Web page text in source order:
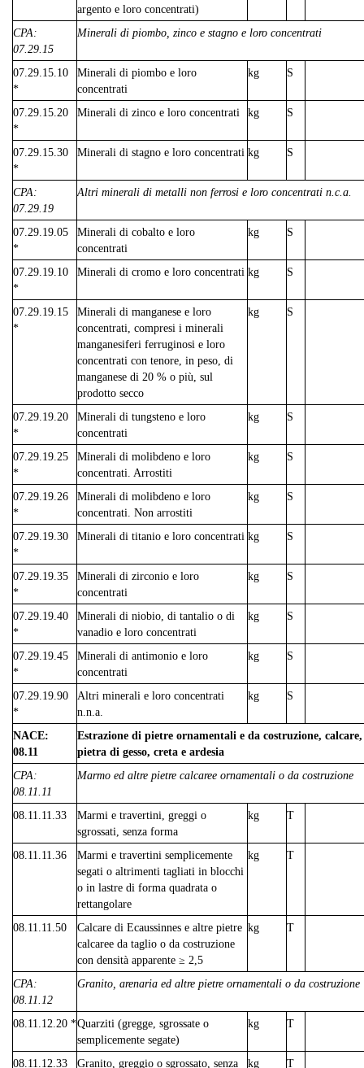
argento e loro concentrati)
CPA:
07.29.15
Minerali di piombo, zinco e stagno e loro concentrati
07.29.15.10
*
Minerali di piombo e loro
concentrati
kg S
07.29.15.20
*
Minerali di zinco e loro concentrati kg S
07.29.15.30
*
Minerali di stagno e loro concentrati kg S
CPA:
07.29.19
Altri minerali di metalli non ferrosi e loro concentrati n.c.a.
07.29.19.05
*
Minerali di cobalto e loro
concentrati
kg S
07.29.19.10
*
Minerali di cromo e loro concentrati kg S
07.29.19.15
*
Minerali di manganese e loro
concentrati, compresi i minerali
manganesiferi ferruginosi e loro
concentrati con tenore, in peso, di
manganese di 20 % o più, sul
prodotto secco
kg S
07.29.19.20
*
Minerali di tungsteno e loro
concentrati
kg S
07.29.19.25
*
Minerali di molibdeno e loro
concentrati. Arrostiti
kg S
07.29.19.26
*
Minerali di molibdeno e loro
concentrati. Non arrostiti
kg S
07.29.19.30
*
Minerali di titanio e loro concentrati kg S
07.29.19.35
*
Minerali di zirconio e loro
concentrati
kg S
07.29.19.40
*
Minerali di niobio, di tantalio o di
vanadio e loro concentrati
kg S
07.29.19.45
*
Minerali di antimonio e loro
concentrati
kg S
07.29.19.90
*
Altri minerali e loro concentrati
n.n.a.
kg S
NACE:
08.11
Estrazione di pietre ornamentali e da costruzione, calcare,
pietra di gesso, creta e ardesia
CPA:
08.11.11
Marmo ed altre pietre calcaree ornamentali o da costruzione
08.11.11.33
Marmi e travertini, greggi o
sgrossati, senza forma
kg T
08.11.11.36
Marmi e travertini semplicemente
segati o altrimenti tagliati in blocchi
o in lastre di forma quadrata o
rettangolare
kg T
08.11.11.50
Calcare di Ecaussinnes e altre pietre
calcaree da taglio o da costruzione
con densità apparente ≥ 2,5
kg T
CPA:
08.11.12
Granito, arenaria ed altre pietre ornamentali o da costruzione
08.11.12.20 *Quarziti (gregge, sgrossate o
semplicemente segate)
kg T
08.11.12.33 Granito, greggio o sgrossato, senza kg T